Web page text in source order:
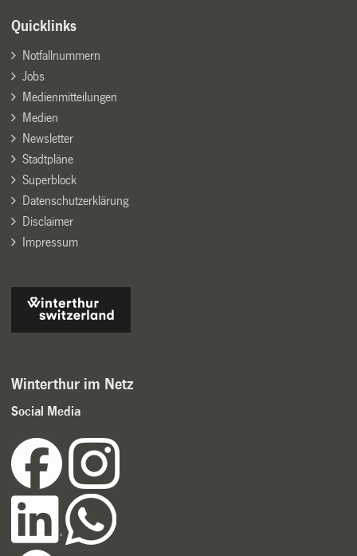
Quicklinks
Notfallnummern
Jobs
Medienmitteilungen
Medien
Newsletter
Stadtpläne
Superblock
Datenschutzerklärung
Disclaimer
Impressum
Winterthur im Netz
Social Media